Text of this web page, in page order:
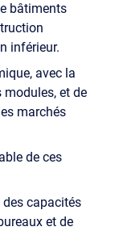
bâtiments
inférieur.
avec la
modules, et de
marchés
de ces
des capacités
et de